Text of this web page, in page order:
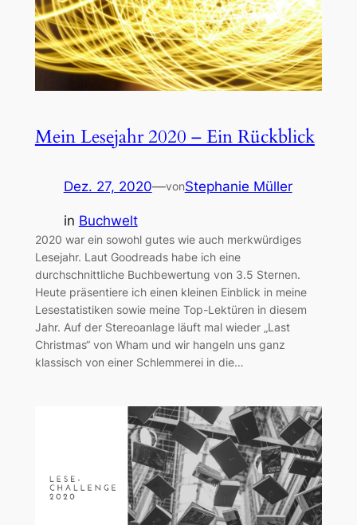
Mein Lesejahr 2020 – Ein Rückblick
Dez. 27, 2020—vonStephanie Müller
in Buchwelt
2020 war ein sowohl gutes wie auch merkwürdiges
Lesejahr. Laut Goodreads habe ich eine
durchschnittliche Buchbewertung von 3.5 Sternen.
Heute präsentiere ich einen kleinen Einblick in meine
Lesestatistiken sowie meine Top-Lektüren in diesem
Jahr. Auf der Stereoanlage läuft mal wieder „Last
Christmas“ von Wham und wir hangeln uns ganz
klassisch von einer Schlemmerei in die…